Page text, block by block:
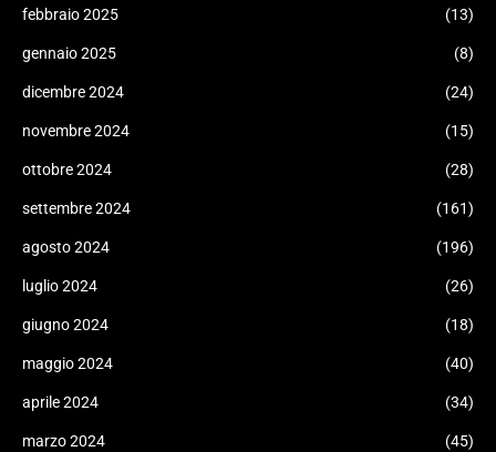
febbraio 2025 (13)
gennaio 2025 (8)
dicembre 2024 (24)
novembre 2024 (15)
ottobre 2024 (28)
settembre 2024 (161)
agosto 2024 (196)
luglio 2024 (26)
giugno 2024 (18)
maggio 2024 (40)
aprile 2024 (34)
marzo 2024 (45)